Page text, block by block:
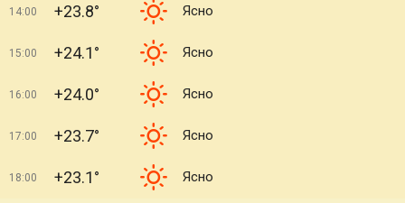
14:00 +23.8° Ясно
15:00 +24.1° Ясно
16:00 +24.0° Ясно
17:00 +23.7° Ясно
18:00 +23.1° Ясно